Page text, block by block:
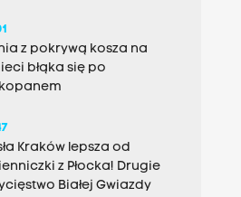
z pokrywą kosza na
błąka się po
Kraków lepsza od
z Płocka! Drugie
Białej Gwiazdy